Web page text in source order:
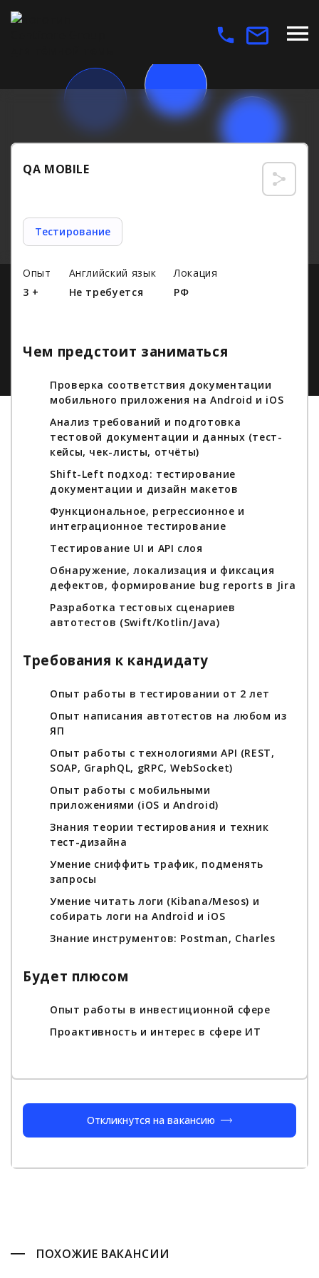
QA MOBILE
Тестирование
Опыт
3 +
Английский язык
Не требуется
Локация
РФ
Чем предстоит заниматься
Проверка соответствия документации
мобильного приложения на Android и iOS
Анализ требований и подготовка
тестовой документации и данных (тест-
кейсы, чек-листы, отчёты)
Shift-Left подход: тестирование
документации и дизайн макетов
Функциональное, регрессионное и
интеграционное тестирование
Тестирование UI и API слоя
Обнаружение, локализация и фиксация
дефектов, формирование bug reports в Jira
Разработка тестовых сценариев
автотестов (Swift/Kotlin/Java)
Требования к кандидату
Опыт работы в тестировании от 2 лет
Опыт написания автотестов на любом из
ЯП
Опыт работы с технологиями API (REST,
SOAP, GraphQL, gRPC, WebSocket)
Опыт работы с мобильными
приложениями (iOS и Android)
Знания теории тестирования и техник
тест-дизайна
Умение сниффить трафик, подменять
запросы
Умение читать логи (Kibana/Mesos) и
собирать логи на Android и iOS
Знание инструментов: Postman, Charles
Будет плюсом
Опыт работы в инвестиционной сфере
Проактивность и интерес в сфере ИТ
Откликнутся на вакансию
ПОХОЖИЕ ВАКАНСИИ